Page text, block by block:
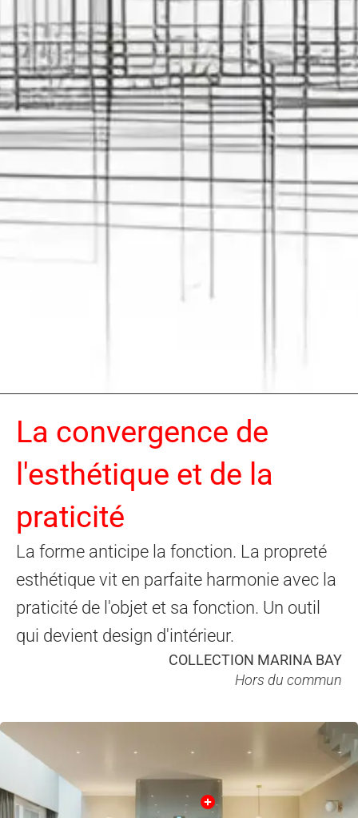
La convergence de
l'esthétique et de la
praticité
La forme anticipe la fonction. La propreté
esthétique vit en parfaite harmonie avec la
praticité de l'objet et sa fonction. Un outil
qui devient design d'intérieur.
COLLECTION MARINA BAY
Hors du commun